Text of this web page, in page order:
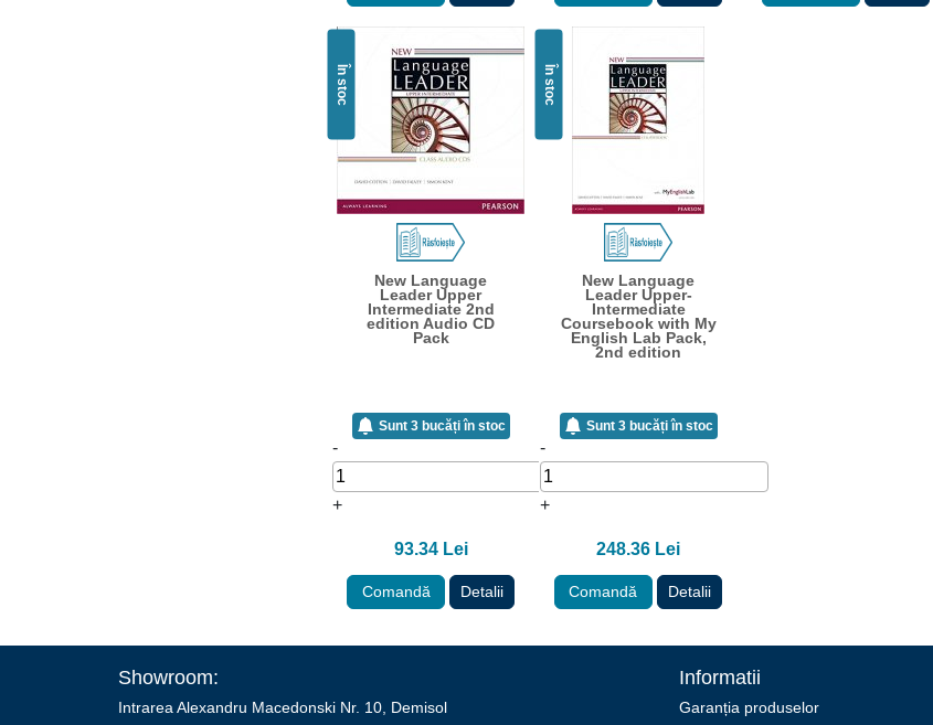
În stoc
New Language
Leader Upper
Intermediate 2nd
edition Audio CD
Pack
Sunt 3 bucăți în stoc
-
+
93.34 Lei
Comandă Detalii
În stoc
New Language
Leader Upper-
Intermediate
Coursebook with My
English Lab Pack,
2nd edition
Sunt 3 bucăți în stoc
-
+
248.36 Lei
Comandă Detalii
Showroom:
Intrarea Alexandru Macedonski Nr. 10, Demisol
Informatii
Garanția produselor